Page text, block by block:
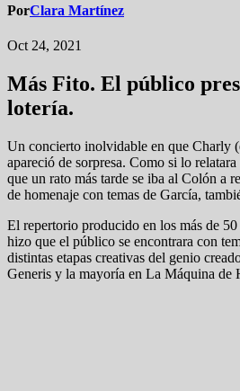
PorClara Martínez
Oct 24, 2021
Más Fito. El público
lotería.
Un concierto inolvidable en que Charly
apareció de sorpresa. Como si lo
que un rato más tarde se iba al Colón a
de homenaje con temas de García,
El repertorio producido en los más de
hizo que el público se encontrara con
distintas etapas creativas del genio
Generis y la mayoría en La Máquina de